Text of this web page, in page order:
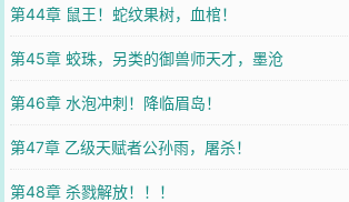
第44章 鼠王！蛇纹果树，血棺！
第45章 蛟珠，另类的御兽师天才，墨沧
第46章 水泡冲刺！降临眉岛！
第47章 乙级天赋者公孙雨，屠杀！
第48章 杀戮解放！！！